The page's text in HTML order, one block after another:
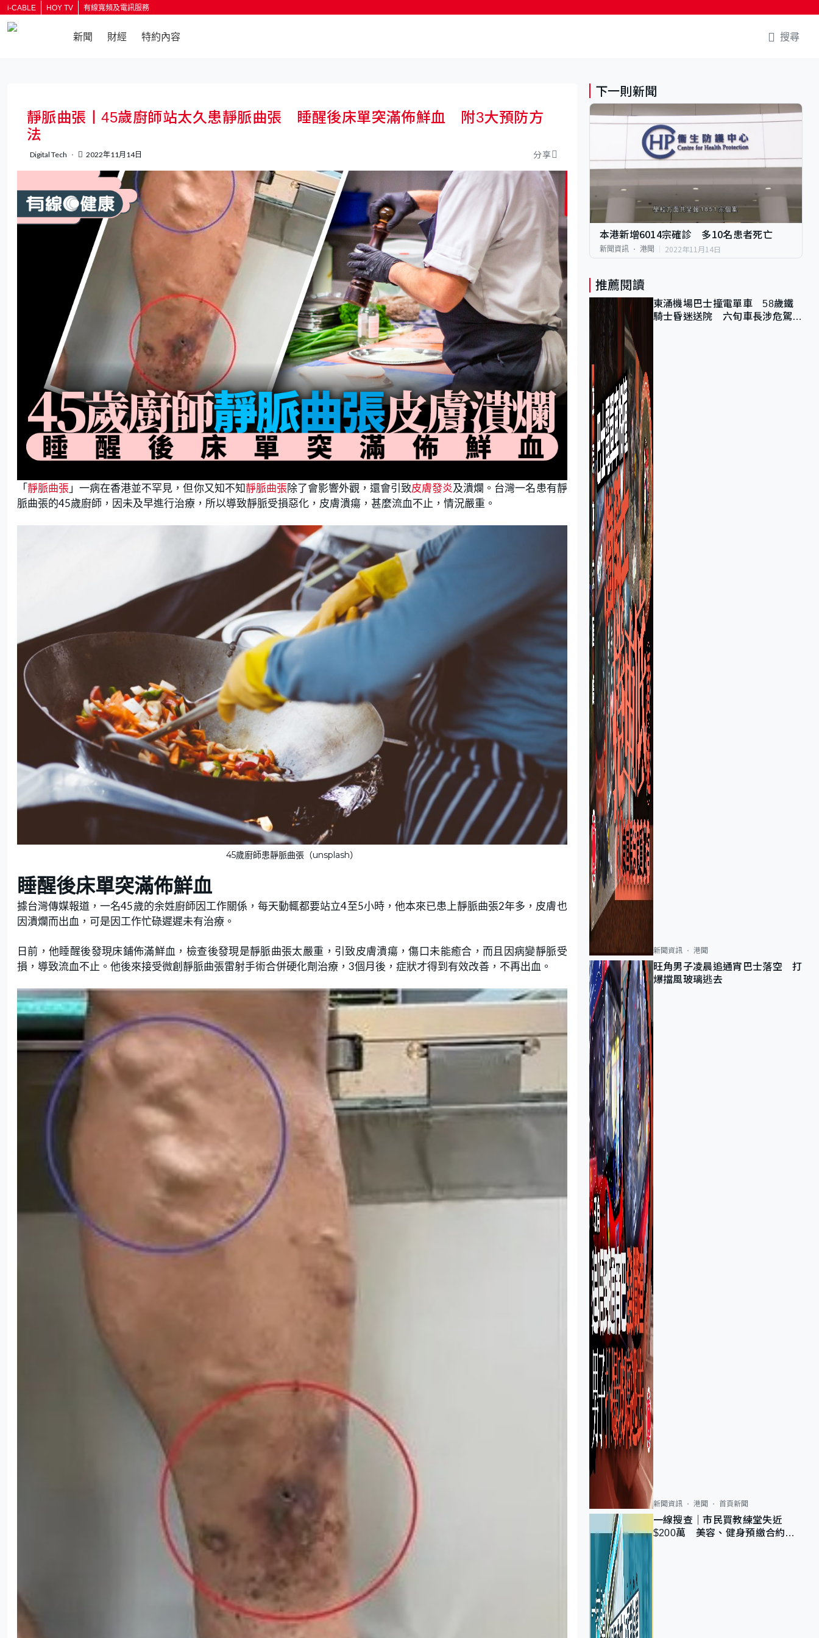
i-CABLE HOY TV 有線寬頻及電訊服務
新聞 財經 特約內容 搜尋
靜脈曲張丨45歲廚師站太久患靜脈曲張 睡醒後床單突滿佈鮮血 附3大預防方
法
Digital Tech 2022年11月14日 分享
「靜脈曲張」一病在香港並不罕見，但你又知不知靜脈曲張除了會影響外觀，還會引致皮膚發炎及潰爛。台灣一名患有靜
脈曲張的45歲廚師，因未及早進行治療，所以導致靜脈受損惡化，皮膚潰瘍，甚麼流血不止，情況嚴重。
45歲廚師患靜脈曲張（unsplash）
睡醒後床單突滿佈鮮血
據台灣傳媒報道，一名45歲的余姓廚師因工作關係，每天動輒都要站立4至5小時，他本來已患上靜脈曲張2年多，皮膚也
因潰爛而出血，可是因工作忙碌遲遲未有治療。
日前，他睡醒後發現床鋪佈滿鮮血，檢查後發現是靜脈曲張太嚴重，引致皮膚潰瘍，傷口未能癒合，而且因病變靜脈受
損，導致流血不止。他後來接受微創靜脈曲張雷射手術合併硬化劑治療，3個月後，症狀才得到有效改善，不再出血。
下一則新聞
本港新增6014宗確診 多10名患者死亡
新聞資訊 港聞 2022年11月14日
推薦閱讀
東涌機場巴士撞電單車 58歲鐵
騎士昏迷送院 六旬車長涉危駕被
新聞資訊 港聞
旺角男子凌晨追通宵巴士落空 打
爆擋風玻璃逃去
新聞資訊 港聞 首頁新聞
一線搜查｜市民買教練堂失近
$200萬 美容、健身預繳合約擬